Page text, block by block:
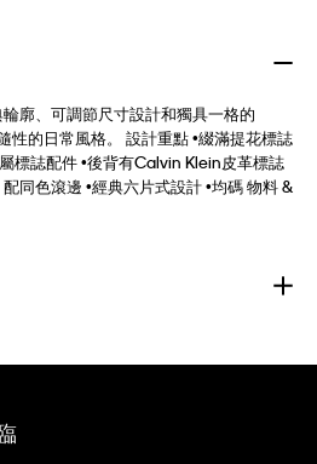
廓、可調節尺寸設計和獨具一格的
的日常風格。 設計重點 •綴滿提花標誌
標誌配件 •後背有Calvin Klein皮革標誌
同色滾邊 •經典六片式設計 •均碼 物料 &